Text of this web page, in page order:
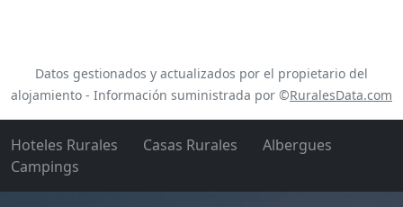
Datos gestionados y actualizados por el propietario del
alojamiento - Información suministrada por ©RuralesData.com
Hoteles Rurales Casas Rurales
Albergues
Campings